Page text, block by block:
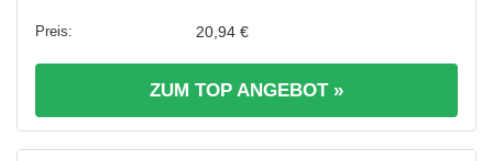
20,94 €
ZUM TOP ANGEBOT »